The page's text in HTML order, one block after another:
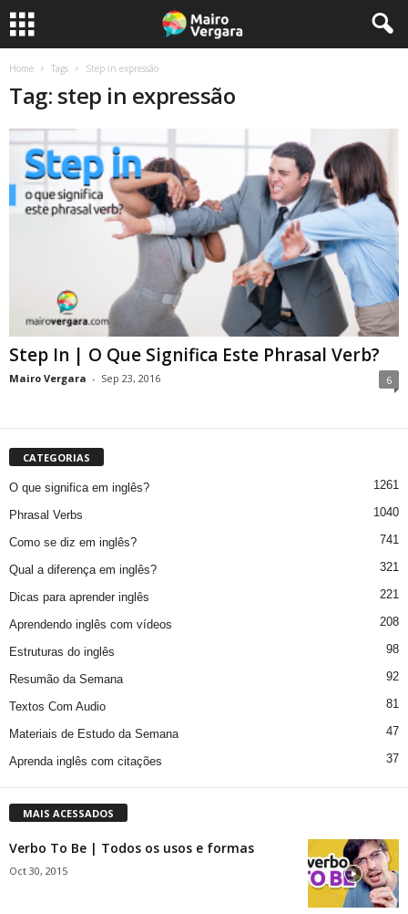
Home Tags Step in expressão
Tag: step in expressão
Step In | O Que Significa Este Phrasal Verb?
Mairo Vergara - Sep 23, 2016 6
CATEGORIAS
O que significa em inglês? 1261
Phrasal Verbs 1040
Como se diz em inglês? 741
Qual a diferença em inglês? 321
Dicas para aprender inglês 221
Aprendendo inglês com vídeos 208
Estruturas do inglês 98
Resumão da Semana 92
Textos Com Audio 81
Materiais de Estudo da Semana 47
Aprenda inglês com citações 37
MAIS ACESSADOS
Verbo To Be | Todos os usos e formas
Oct 30, 2015